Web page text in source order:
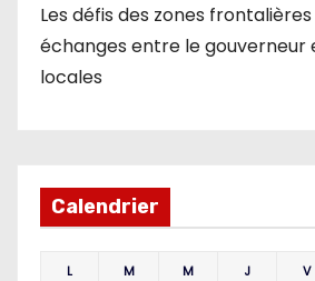
Les défis des zones
échanges entre le gouverneur
locales
Calendrier
L M M J V